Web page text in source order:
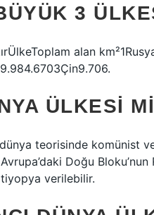
3
alan
ÜLKESI
teorisinde komünist
Doğu Bloku’nun
verilebilir.